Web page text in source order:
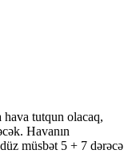
hava tutqun olacaq,
Havanın
müsbət 5 + 7 dərəcə